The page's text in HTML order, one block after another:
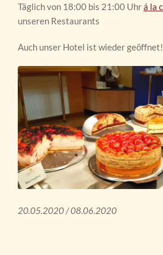
Täglich von 18:00 bis 21:00 Uhrá la
unseren Restaurants
Auch unser Hotel ist wieder geöffnet!
20.05.2020 / 08.06.2020